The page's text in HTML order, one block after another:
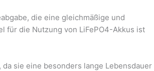
die eine gleichmäßige und
für die Nutzung von LiFePO4-Akkus ist
da sie eine besonders lange Lebensdauer